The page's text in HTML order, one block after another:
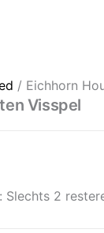
/ Eichhorn
Visspel
Slechts 2
aantal